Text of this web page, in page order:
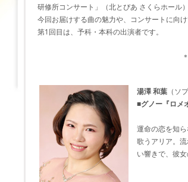
研修所コンサート」（北とぴあ さくらホール）
今回お届けする曲の魅力や、コンサートに向
第1回目は、予科・本科の出演者です。
＊
湯澤 和葉 （ソ
■グノー『ロメ
運命の恋を知
歌うアリア。
い響きで、彼